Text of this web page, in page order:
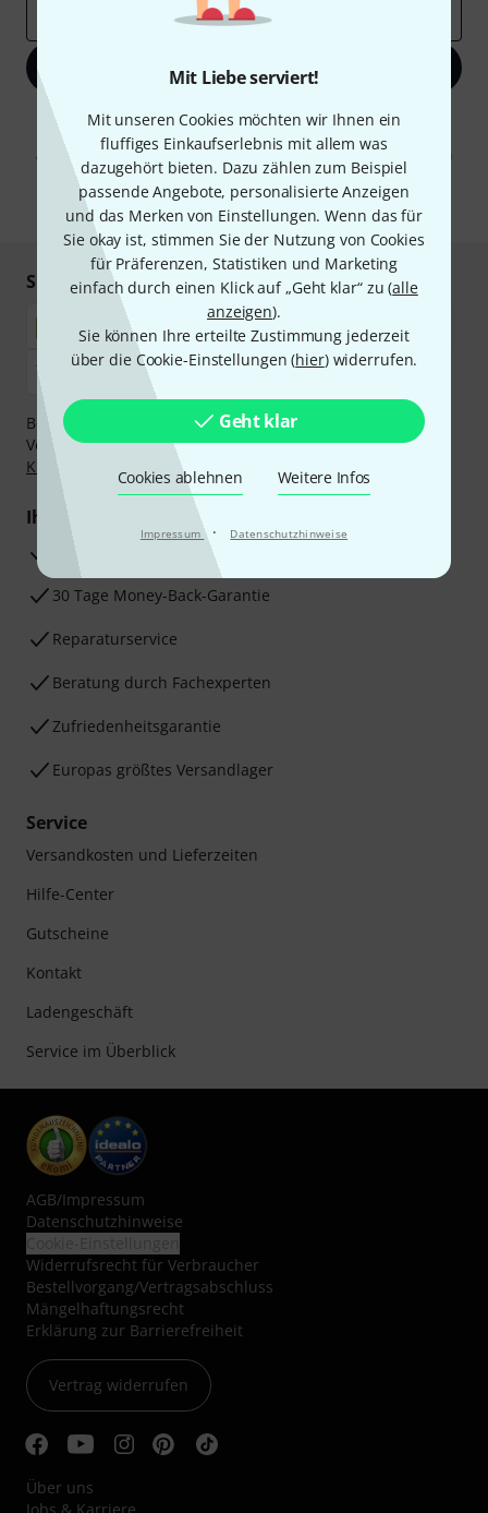
Mit Liebe serviert!
Mit unseren Cookies möchten wir Ihnen ein
fluffiges Einkaufserlebnis mit allem was
dazugehört bieten. Dazu zählen zum Beispiel
passende Angebote, personalisierte Anzeigen
und das Merken von Einstellungen. Wenn das für
Sie okay ist, stimmen Sie der Nutzung von Cookies
für Präferenzen, Statistiken und Marketing
einfach durch einen Klick auf „Geht klar“ zu (alle
anzeigen).
Sie können Ihre erteilte Zustimmung jederzeit
über die Cookie-Einstellungen (hier) widerrufen.
Geht klar
Cookies ablehnen Weitere Infos
Impressum · Datenschutzhinweise
Jetzt anmelden
Mit Klick auf „Jetzt anmelden“ stimmen Sie dem Erhalt von E-Mail-
Werbung und einer Messung des E-Mail-Nutzungsverhaltens zu. Die
Abmeldung ist jederzeit möglich. Weitere Informationen finden Sie in
unserenDatenschutzhinweisen.
* Pflichtfeld
Sicher einkaufen & bezahlen
Bezahlen Sie vertraulich und sicher per Nachnahme,
Vorkasse, PayPal, Amazon Pay,Klarna Sofort bezahlen
Klarna Ratenzahlungoder Kreditkarte.
Ihre Vorteile
3 Jahre Thomann Garantie
30 Tage Money-Back-Garantie
Reparaturservice
Beratung durch Fachexperten
Zufriedenheitsgarantie
Europas größtes Versandlager
Service
Versandkosten und Lieferzeiten
Hilfe-Center
Gutscheine
Kontakt
Ladengeschäft
Service im Überblick
AGB/Impressum
Datenschutzhinweise
Widerrufsrecht für Verbraucher
Bestellvorgang/Vertragsabschluss
Mängelhaftungsrecht
Erklärung zur Barrierefreiheit
Vertrag widerrufen
Über uns